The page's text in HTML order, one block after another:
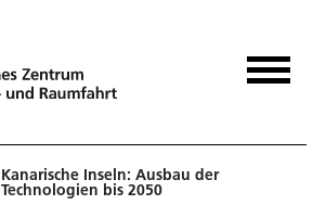
Kanarische Inseln: Ausbau der
Technologien bis 2050